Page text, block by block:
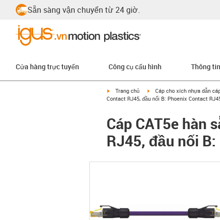
Sẵn sàng vận chuyển từ 24 giờ.
Cửa hàng trực tuyến Công cụ cấu hình Thông
igus-icon-arrow-right
Trang chủ igus-icon-arrow-right
Cáp cho xích nhựa dẫn
Contact RJ45, đầu nối B: Phoenix Contact
Cáp CAT5e hàn
RJ45, đầu nối